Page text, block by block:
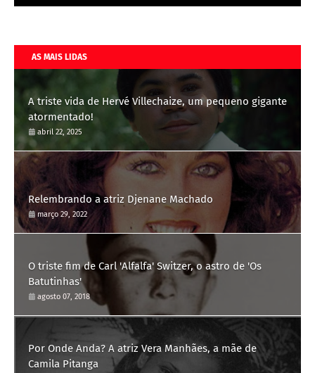
AS MAIS LIDAS
A triste vida de Hervé Villechaize, um pequeno gigante
atormentado!
abril 22, 2025
Relembrando a atriz Djenane Machado
março 29, 2022
O triste fim de Carl 'Alfalfa' Switzer, o astro de 'Os
Batutinhas'
agosto 07, 2018
Por Onde Anda? A atriz Vera Manhães, a mãe de
Camila Pitanga